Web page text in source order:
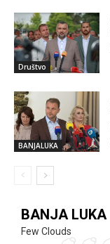
Društvo
BANJALUKA
BANJA LUKA
Few Clouds